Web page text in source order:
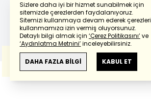
Sizlere daha iyi bir hizmet sunabilmek için
sitemizde çerezlerden faydalanıyoruz.
Sitemizi kullanmaya devam ederek çerezleri
kullanmamıza izin vermiş oluyorsunuz.
Detaylı bilgi almak için ‘Çerez Politikasını’ve
‘Aydınlatma Metnini’inceleyebilirsiniz.
DAHA FAZLA BİLGİ KABUL ET
Powered by Translate
Bu çevirideGoogle Transletekullanılmıştır.
Anlam ve çeviri hatalarından
haberturk.com
sorumlu değildir.